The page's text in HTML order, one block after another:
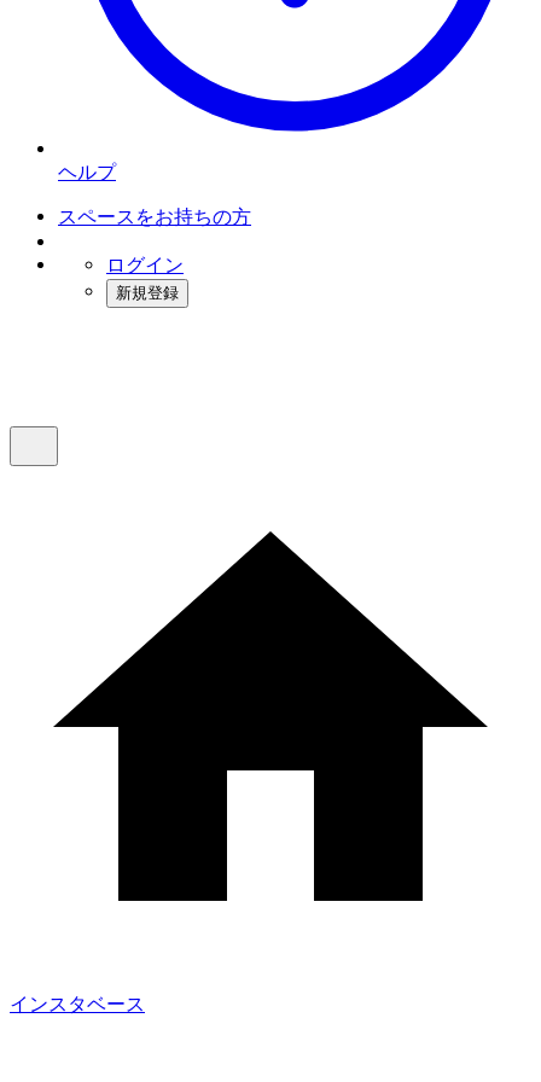
ヘルプ
スペースをお持ちの方
ログイン
新規登録
インスタベース